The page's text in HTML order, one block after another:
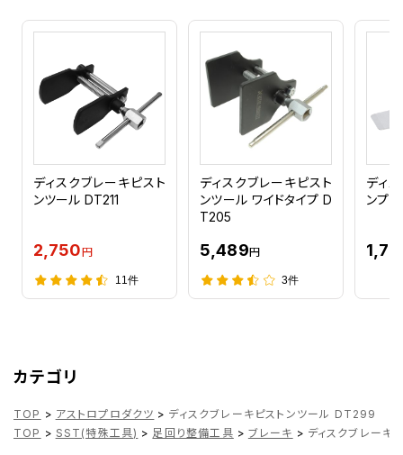
ディスクブレーキピスト
ンツール DT211
2,750円
11件
ディスクブレーキピスト
ンツール ワイドタイプ D
T205
5,489円
3件
ディ
ンプレ
カテゴリ
TOP > アストロプロダクツ > ディスクブレーキピストンツール DT299
TOP > SST(特殊工具) > 足回り整備工具 > ブレーキ > ディスクブレー